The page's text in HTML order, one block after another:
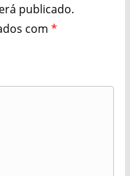
publicado.
com *